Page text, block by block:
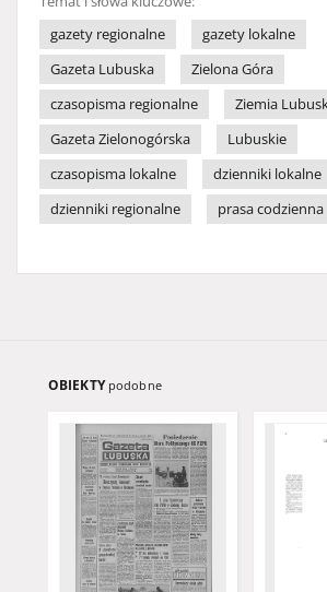
gazety regionalne
gazety lokalne
Gazeta Lubuska
Zielona Góra
czasopisma regionalne
Ziemia
Gazeta Zielonogórska
Lubuskie
czasopisma lokalne
dzienniki lokalne
dzienniki regionalne
prasa codzienna
OBIEKTY podobne